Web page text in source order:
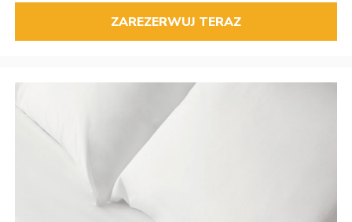
ZAREZERWUJ TERAZ